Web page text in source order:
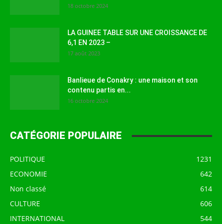
18 octobre 2024
LA GUINEE TABLE SUR UNE CROISSANCE DE
6,1 EN 2023 –
17 août 2023
Banlieue de Conakry : une maison et son
contenu partis en...
16 octobre 2024
CATÉGORIE POPULAIRE
POLITIQUE
1231
ECONOMIE
642
Non classé
614
CULTURE
606
INTERNATIONAL
544